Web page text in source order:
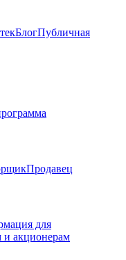
БлогПубличная
Продавец
для
и акционерам